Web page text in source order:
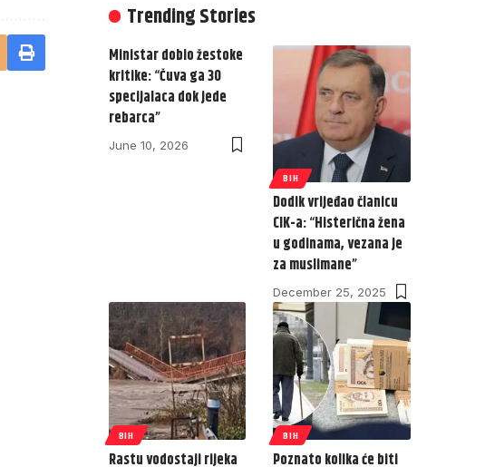
Trending Stories
Ministar dobio žestoke
kritike: “Čuva ga 30
specijalaca dok jede
rebarca”
June 10, 2026
BIH
Dodik vrijeđao članicu
CIK-a: “Histerična žena
u godinama, vezana je
za muslimane”
December 25, 2025
BIH
Rastu vodostaji rijeka
BIH
Poznato kolika će biti